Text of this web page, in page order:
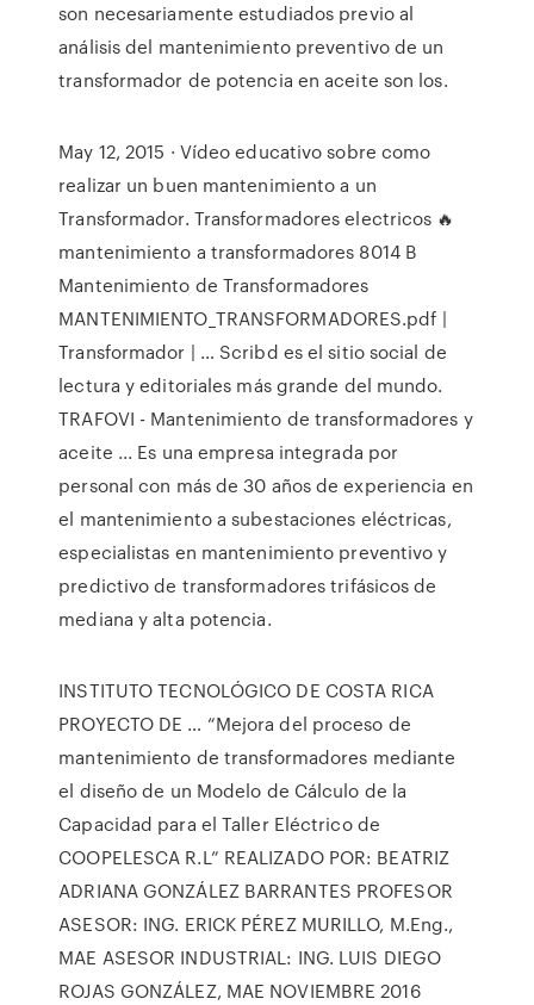
son necesariamente estudiados previo al
análisis del mantenimiento preventivo de un
transformador de potencia en aceite son los.
May 12, 2015 · Vídeo educativo sobre como
realizar un buen mantenimiento a un
Transformador. Transformadores electricos 🔥
mantenimiento a transformadores 8014 B
Mantenimiento de Transformadores
MANTENIMIENTO_TRANSFORMADORES.pdf |
Transformador | … Scribd es el sitio social de
lectura y editoriales más grande del mundo.
TRAFOVI - Mantenimiento de transformadores y
aceite ... Es una empresa integrada por
personal con más de 30 años de experiencia en
el mantenimiento a subestaciones eléctricas,
especialistas en mantenimiento preventivo y
predictivo de transformadores trifásicos de
mediana y alta potencia.
INSTITUTO TECNOLÓGICO DE COSTA RICA
PROYECTO DE … “Mejora del proceso de
mantenimiento de transformadores mediante
el diseño de un Modelo de Cálculo de la
Capacidad para el Taller Eléctrico de
COOPELESCA R.L” REALIZADO POR: BEATRIZ
ADRIANA GONZÁLEZ BARRANTES PROFESOR
ASESOR: ING. ERICK PÉREZ MURILLO, M.Eng.,
MAE ASESOR INDUSTRIAL: ING. LUIS DIEGO
ROJAS GONZÁLEZ, MAE NOVIEMBRE 2016